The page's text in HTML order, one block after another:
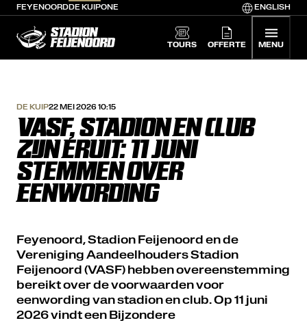
FEYENOORDDE KUIPONE ENGLISH
MENU
TOURS OFFERTE
DE KUIP22 MEI 2026 10:15
VASF, STADION EN CLUB
ZIJN ERUIT: 11 JUNI
STEMMEN OVER
EENWORDING
Feyenoord, Stadion Feijenoord en de
Vereniging Aandeelhouders Stadion
Feijenoord (VASF) hebben overeenstemming
bereikt over de voorwaarden voor
eenwording van stadion en club. Op 11 juni
2026 vindt een Bijzondere